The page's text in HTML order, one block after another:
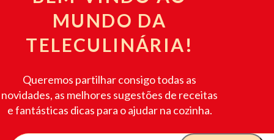
MUNDO DA
TELECULINÁRIA!
Queremos partilhar consigo todas as
novidades, as melhores sugestões de receitas
e fantásticas dicas para o ajudar na cozinha.